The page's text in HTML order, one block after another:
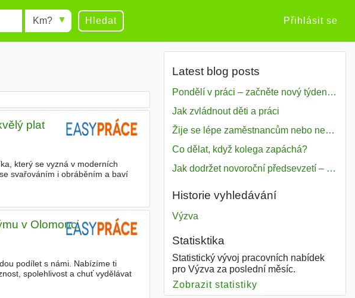
Radius Hledat Přihlásit se
plat
který se vyzná v moderních
svařováním i obráběním a baví
v Olomouci
podílet s námi. Nabízíme ti
spolehlivost a chuť vydělávat
Latest blog posts
Pondělí v práci – začněte nový týden s motivací
Jak zvládnout děti a práci
Žije se lépe zaměstnancům nebo nezavislým pracovníkům
Co dělat, když kolega zapáchá?
Jak dodržet novoroční předsevzetí – naše tipy pro dobrý začátek roku 2018
Historie vyhledávání
Výzva
Statisktika
Statistický vývoj pracovních nabídek
pro Výzva za poslední měsíc.
Zobrazit statistiky